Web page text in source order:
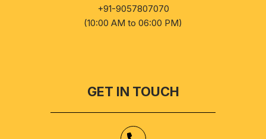
+91-9057807070
(10:00 AM to 06:00 PM)
GET IN TOUCH